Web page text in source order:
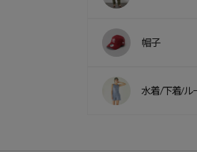
帽子
水着/下着/ル